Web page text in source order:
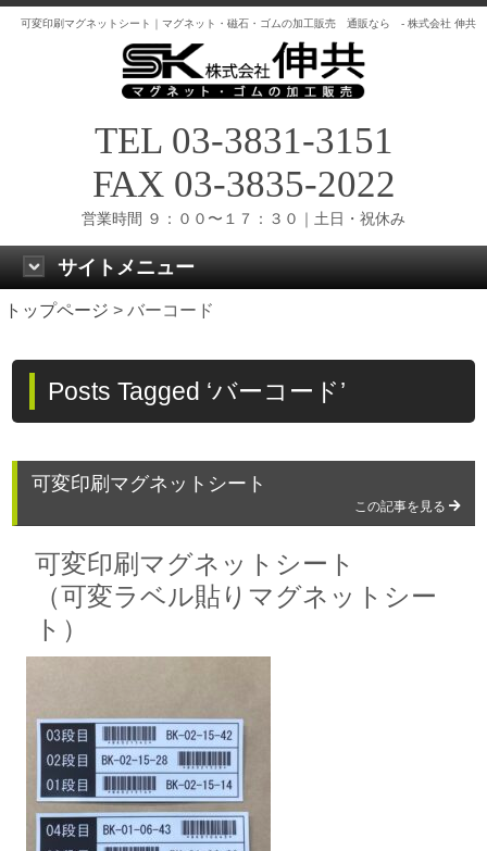
可変印刷マグネットシート｜マグネット・磁石・ゴムの加工販売 通販なら - 株式会社 伸共
TEL 03-3831-3151
FAX 03-3835-2022
営業時間 ９：００〜１７：３０｜土日・祝休み
サイトメニュー
トップページ > バーコード
Posts Tagged ‘バーコード’
可変印刷マグネットシート
この記事を見る
可変印刷マグネットシート
（可変ラベル貼りマグネットシー
ト）